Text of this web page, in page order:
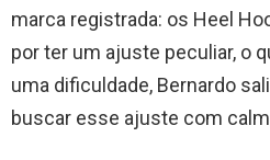
marca registrada: os Heel
por ter um ajuste peculiar, o
uma dificuldade, Bernardo
buscar esse ajuste com